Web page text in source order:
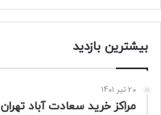
بیشترین بازدید
20 تیر 1401
مراکز خرید سعادت‌ آباد تهران